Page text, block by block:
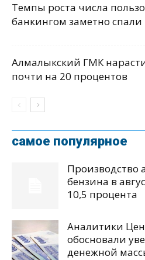
Темпы роста числа
банкингом заметно спали
Алмалыкский ГМК
почти на 20 процентов
самое популярное
Производство
бензина в
10,5 процента
Аналитики
обосновали
денежной